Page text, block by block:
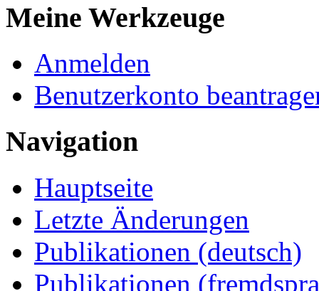
Meine Werkzeuge
Anmelden
Benutzerkonto
Navigation
Hauptseite
Letzte Änderungen
Publikationen (deutsch)
Publikationen